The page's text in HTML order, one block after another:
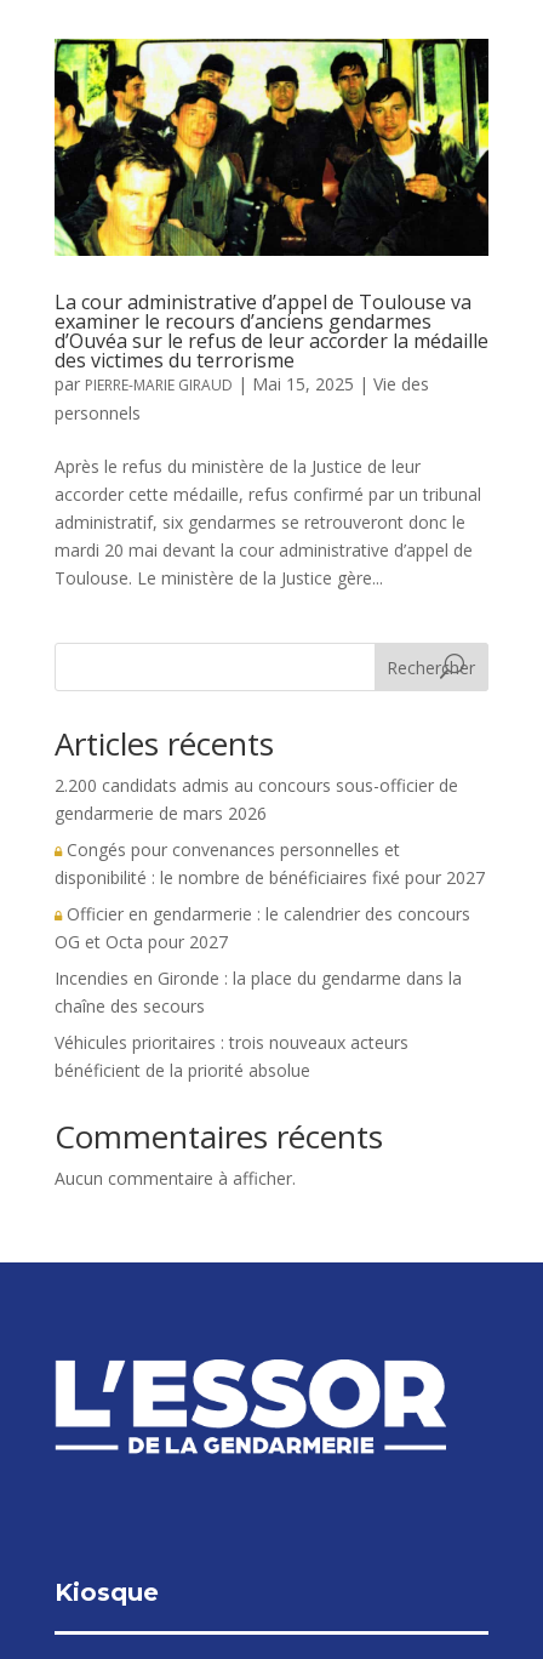
La cour administrative d’appel de Toulouse va
examiner le recours d’anciens gendarmes
d’Ouvéa sur le refus de leur accorder la médaille
des victimes du terrorisme
par PIERRE-MARIE GIRAUD | Mai 15, 2025 | Vie des
personnels
Après le refus du ministère de la Justice de leur
accorder cette médaille, refus confirmé par un tribunal
administratif, six gendarmes se retrouveront donc le
mardi 20 mai devant la cour administrative d’appel de
Toulouse. Le ministère de la Justice gère...
Rechercher
Articles récents
2.200 candidats admis au concours sous-officier de
gendarmerie de mars 2026
Congés pour convenances personnelles et
disponibilité : le nombre de bénéficiaires fixé pour 2027
Officier en gendarmerie : le calendrier des concours
OG et Octa pour 2027
Incendies en Gironde : la place du gendarme dans la
chaîne des secours
Véhicules prioritaires : trois nouveaux acteurs
bénéficient de la priorité absolue
Commentaires récents
Aucun commentaire à afficher.
Kiosque